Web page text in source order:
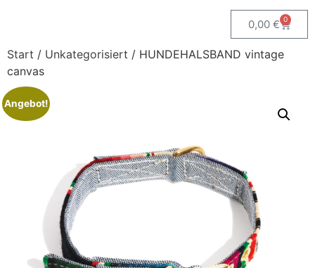
0,00 € 0
Start / Unkategorisiert / HUNDEHALSBAND vintage
canvas
Angebot!